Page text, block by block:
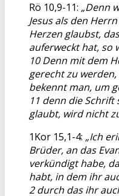
Rö 10,9-11: „Denn
Jesus als den
Herzen glaubst,
auferweckt hat, so
10 Denn mit dem
gerecht zu
bekennt man, um
11 denn die Schrift
glaubt, wird nicht
1Kor 15,1-4: „Ich
Brüder, an das
verkündigt habe,
habt, in dem ihr
2 durch das ihr